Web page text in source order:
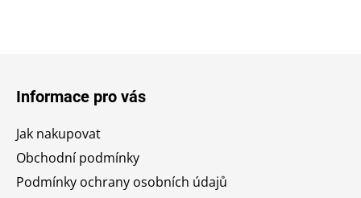
Informace pro vás
Jak nakupovat
Obchodní podmínky
Podmínky ochrany osobních údajů